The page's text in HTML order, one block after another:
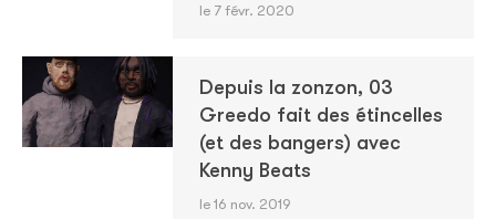
le 7 févr. 2020
Depuis la zonzon, 03
Greedo fait des étincelles
(et des bangers) avec
Kenny Beats
le 16 nov. 2019